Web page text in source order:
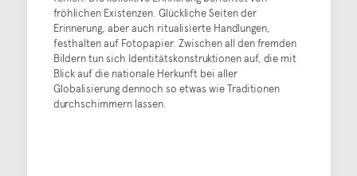
fröhlichen Existenzen. Glückliche Seiten der
Erinnerung, aber auch ritualisierte Handlungen,
festhalten auf Fotopapier. Zwischen all den fremden
Bildern tun sich Identitätskonstruktionen auf, die mit
Blick auf die nationale Herkunft bei aller
Globalisierung dennoch so etwas wie Traditionen
durchschimmern lassen.